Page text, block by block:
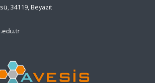
34119, Beyazıt